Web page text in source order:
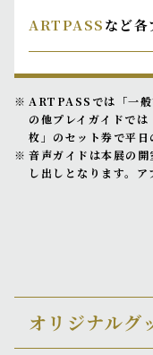
ARTPASSなど各
ARTPASSでは「一般
の他プレイガイドで
枚」のセット券で平日
音声ガイドは本展の
し出しとなります。ア
オリジナルグ